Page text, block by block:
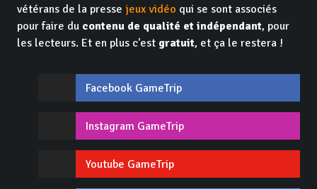
vétérans de la presse jeux vidéo qui se sont associés
pour faire du contenu de qualité et indépendant, pour
les lecteurs. Et en plus c'est gratuit, et ça le restera !
Facebook GameTrip
Instagram GameTrip
Youtube GameTrip